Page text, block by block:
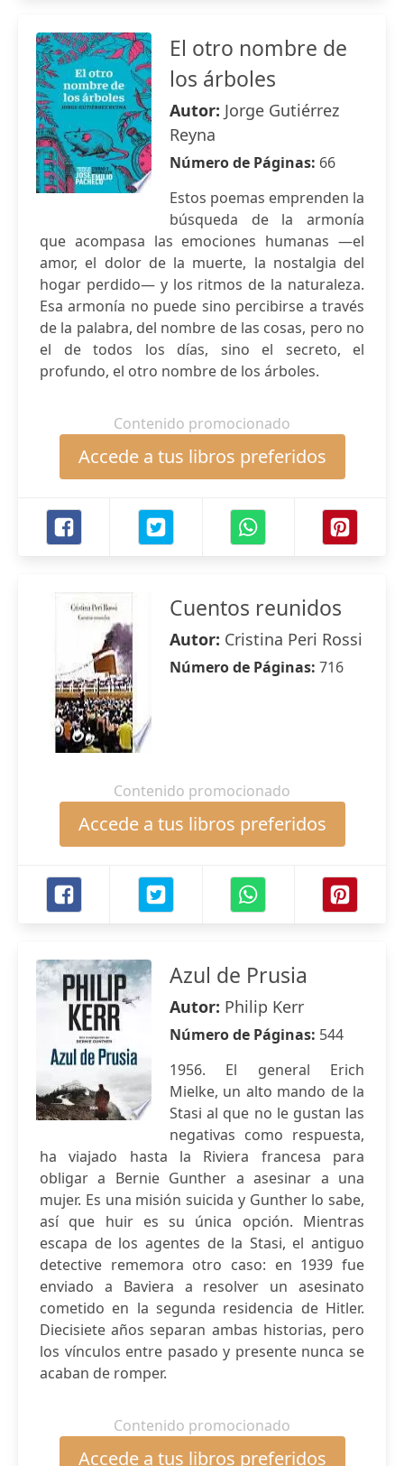
El otro nombre de
los árboles
Autor: Jorge Gutiérrez
Reyna
Número de Páginas: 66
Estos poemas emprenden la
búsqueda de la armonía
que acompasa las emociones humanas —el
amor, el dolor de la muerte, la nostalgia del
hogar perdido— y los ritmos de la naturaleza.
Esa armonía no puede sino percibirse a través
de la palabra, del nombre de las cosas, pero no
el de todos los días, sino el secreto, el
profundo, el otro nombre de los árboles.
Contenido promocionado
Accede a tus libros preferidos
Cuentos reunidos
Autor: Cristina Peri Rossi
Número de Páginas: 716
Contenido promocionado
Accede a tus libros preferidos
Azul de Prusia
Autor: Philip Kerr
Número de Páginas: 544
1956. El general Erich
Mielke, un alto mando de la
Stasi al que no le gustan las
negativas como respuesta,
ha viajado hasta la Riviera francesa para
obligar a Bernie Gunther a asesinar a una
mujer. Es una misión suicida y Gunther lo sabe,
así que huir es su única opción. Mientras
escapa de los agentes de la Stasi, el antiguo
detective rememora otro caso: en 1939 fue
enviado a Baviera a resolver un asesinato
cometido en la segunda residencia de Hitler.
Diecisiete años separan ambas historias, pero
los vínculos entre pasado y presente nunca se
acaban de romper.
Contenido promocionado
Accede a tus libros preferidos